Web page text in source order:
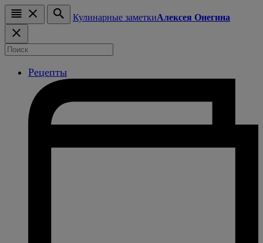
Кулинарные заметкиАлексея Онегина
Рецепты